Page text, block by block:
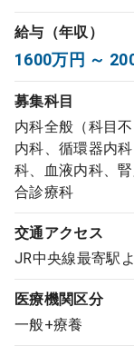
コンサルタント
成功事例
転職ノウハウ
クリニック開業
給与（年収）
1600万円 ～
募集科目
内科全般（科目
内科、循環器内
科、血液内科、
合診療科
交通アクセス
JR中央線最寄駅
医療機関区分
一般+療養